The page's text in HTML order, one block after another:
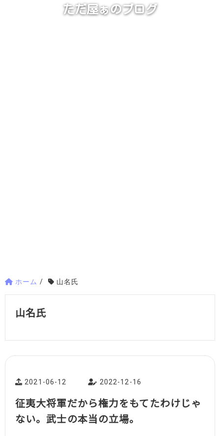
ただ屋ぁのブログ
ホーム / 山名氏
山名氏
2021-06-12 2022-12-16
征夷大将軍だから権力をもてたわけじゃ
ない。武士の本当の立場。